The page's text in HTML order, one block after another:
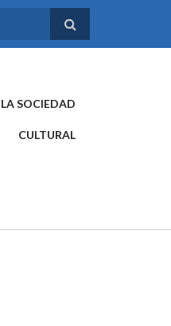
SOCIEDAD
CULTURAL